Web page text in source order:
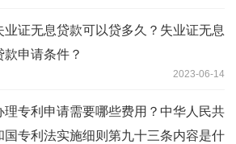
业证无息贷款可以贷多久？失业证无息
款申请条件？
2023-06-14
理专利申请需要哪些费用？中华人民共
国专利法实施细则第九十三条内容是什